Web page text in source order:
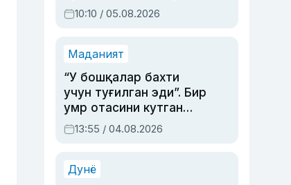
ҳукми ўқилди
10:10 / 05.08.2026
Маданият
“У бошқалар бахти
учун туғилган эди”. Бир
умр отасини кутган
актриса ва дубльяж
устаси Римма
синовларга тўла ҳаёти
13:55 / 04.08.2026
Дунё